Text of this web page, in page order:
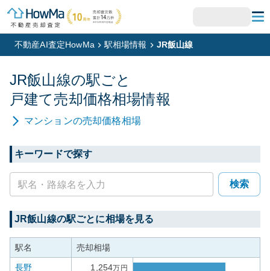
不動産AI査定HowMa 駅相場情報 JR飯山線
JR飯山線の駅ごと
戸建て売却価格相場情報
マンションの売却価格相場
キーワードで探す
検索
JR飯山線の駅ごとに相場を見る
駅名 売却相場
長野 1,254万円